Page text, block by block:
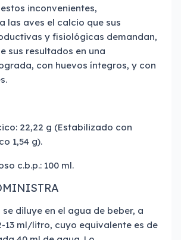
inconvenientes,
las aves el calcio que sus
y fisiológicas demandan,
sus resultados en una
con huevos íntegros, y con
22,22 g (Estabilizado con
1,54 g).
c.b.p.: 100 ml.
se diluye en el agua de beber, a
13 ml/litro, cuyo equivalente es de